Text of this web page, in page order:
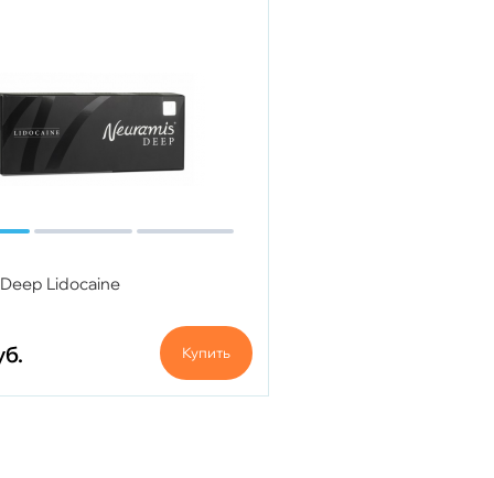
Lidocaine
Купить